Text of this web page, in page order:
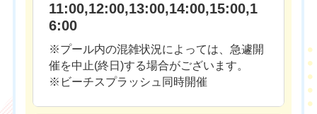
11:00,12:00,13:00,14:00,15:00,1
6:00
※プール内の混雑状況によっては、急遽開
催を中止(終日)する場合がございます。
※ビーチスプラッシュ同時開催